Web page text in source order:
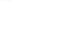
TL.0,15 MM, 230 X 587
6410, 6250, 9600